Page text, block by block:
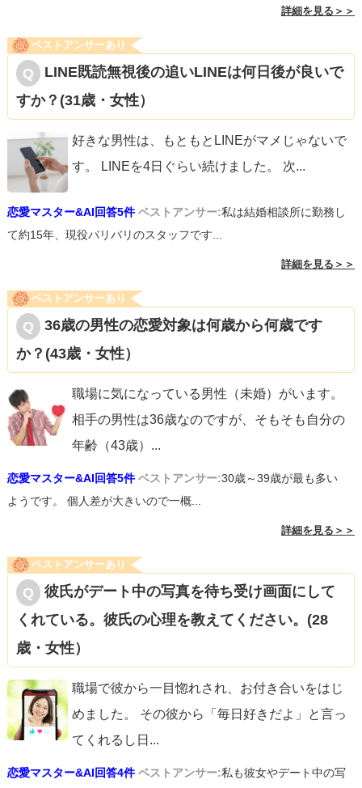
詳細を見る＞＞
ベストアンサーあり
LINE既読無視後の追いLINEは何日後が良いで
すか？(31歳・女性）
好きな男性は、もともとLINEがマメじゃないで
す。 LINEを4日ぐらい続けました。 次...
恋愛マスター&AI回答5件 ベストアンサー:私は結婚相談所に勤務し
て約15年、現役バリバリのスタッフです...
詳細を見る＞＞
ベストアンサーあり
36歳の男性の恋愛対象は何歳から何歳です
か？(43歳・女性）
職場に気になっている男性（未婚）がいます。
相手の男性は36歳なのですが、そもそも自分の
年齢（43歳） ...
恋愛マスター&AI回答5件 ベストアンサー:30歳～39歳が最も多い
ようです。 個人差が大きいので一概...
詳細を見る＞＞
ベストアンサーあり
彼氏がデート中の写真を待ち受け画面にして
くれている。彼氏の心理を教えてください。(28
歳・女性）
職場で彼から一目惚れされ、お付き合いをはじ
めました。 その彼から「毎日好きだよ」と言っ
てくれるし日 ...
恋愛マスター&AI回答4件 ベストアンサー:私も彼女やデート中の写